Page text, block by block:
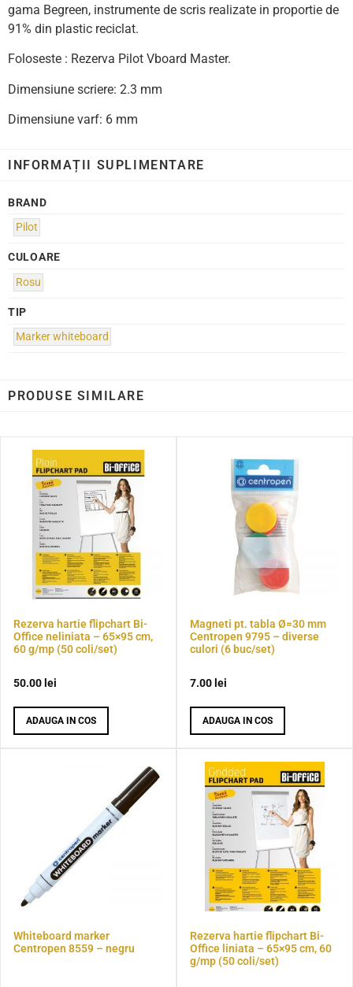
gama Begreen, instrumente de scris realizate in proportie de
91% din plastic reciclat.
Foloseste : Rezerva Pilot Vboard Master.
Dimensiune scriere: 2.3 mm
Dimensiune varf: 6 mm
INFORMAȚII SUPLIMENTARE
BRAND
Pilot
CULOARE
Rosu
TIP
Marker whiteboard
PRODUSE SIMILARE
Rezerva hartie flipchart Bi-
Office neliniata – 65×95 cm,
60 g/mp (50 coli/set)
50.00 lei
ADAUGA IN COS
Magneti pt. tabla Ø=30 mm
Centropen 9795 – diverse
culori (6 buc/set)
7.00 lei
ADAUGA IN COS
Whiteboard marker
Centropen 8559 – negru
Rezerva hartie flipchart Bi-
Office liniata – 65×95 cm, 60
g/mp (50 coli/set)